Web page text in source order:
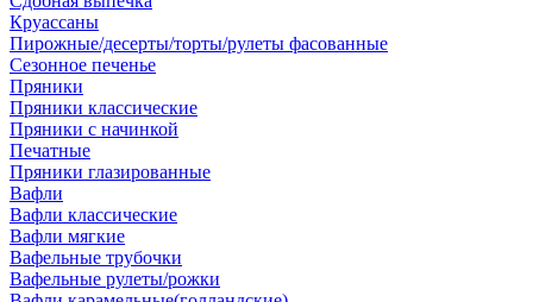
Круассаны
Пирожные/десерты/торты/рулеты фасованные
Сезонное печенье
Пряники
Пряники классические
Пряники с начинкой
Печатные
Пряники глазированные
Вафли
Вафли классические
Вафли мягкие
Вафельные трубочки
Вафельные рулеты/рожки